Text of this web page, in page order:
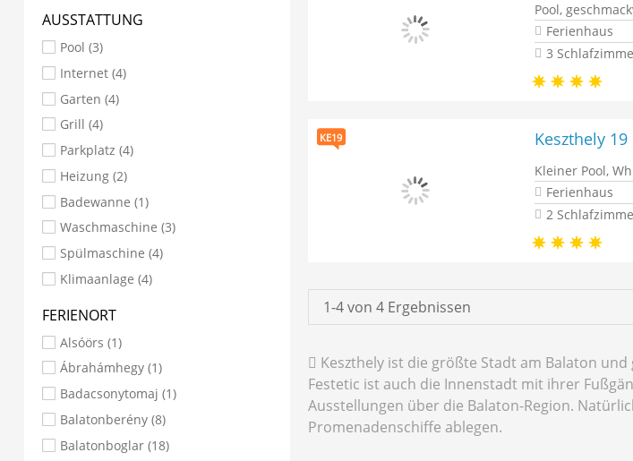
AUSSTATTUNG
Pool (3)
Internet (4)
Garten (4)
Grill (4)
Parkplatz (4)
Heizung (2)
Badewanne (1)
Waschmaschine (3)
Spülmaschine (4)
Klimaanlage (4)
FERIENORT
Alsóörs (1)
Ábrahámhegy(1)
Badacsonytomaj (1)
Balatonberény(8)
Balatonboglar(18)
Pool,
Ferienhaus
3
KE19 Keszthely 19
Kleiner Pool,
Ferienhaus
2
1-4 von 4 Ergebnissen
Keszthely ist die größte Stadt am Balaton
Festetic ist auch die Innenstadt mit ihrer
Ausstellungen über die Balaton-Region.
Promenadenschiffe ablegen.